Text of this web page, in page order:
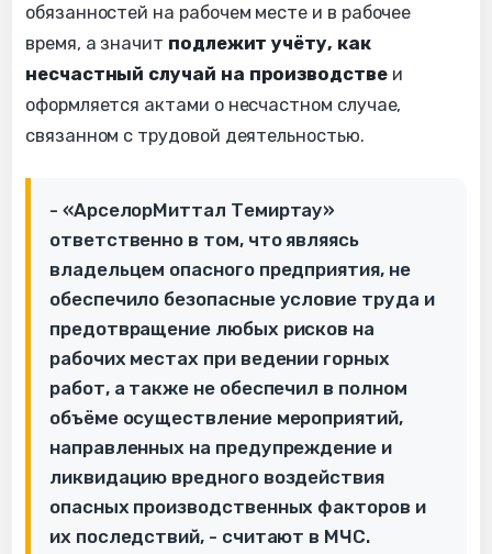
обязанностей на рабочем месте и в рабочее
время, а значит подлежит учёту, как
несчастный случай на производствеи
оформляется актами о несчастном случае,
связанном с трудовой деятельностью.
- «АрселорМиттал Темиртау»
ответственно в том, что являясь
владельцем опасного предприятия, не
обеспечило безопасные условие труда и
предотвращение любых рисков на
рабочих местах при ведении горных
работ, а также не обеспечил в полном
объёме осуществление мероприятий,
направленных на предупреждение и
ликвидацию вредного воздействия
опасных производственных факторов и
их последствий, - считают в МЧС.